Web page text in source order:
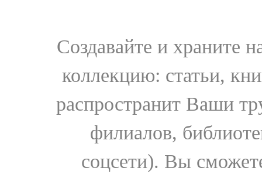
Создавайте и храните
коллекцию: статьи,
распространит Ваши
филиалов,
соцсети). Вы